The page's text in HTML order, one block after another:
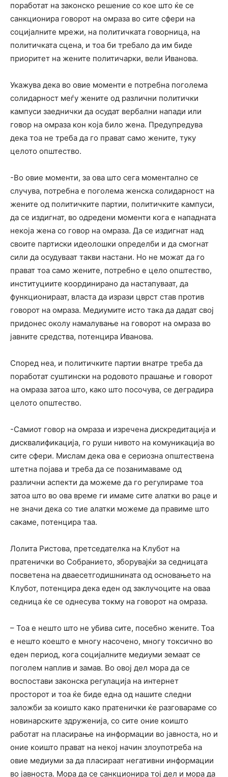
поработат на законско решение со кое што ќе се
санкционира говорот на омраза во сите сфери на
социјалните мрежи, на политичката говорница, на
политичката сцена, и тоа би требало да им биде
приоритет на жените политичарки, вели Иванова.
Укажува дека во овие моменти е потребна поголема
солидарност меѓу жените од различни политички
кампуси заеднички да осудат вербални напади или
говор на омраза кон која било жена. Предупредува
дека тоа не треба да го прават само жените, туку
целото општество.
-Во овие моменти, за ова што сега моментално се
случува, потребна е поголема женска солидарност на
жените од политичките партии, политичките кампуси,
да се издигнат, во одредени моменти кога е нападната
некоја жена со говор на омраза. Да се издигнат над
своите партиски идеолошки определби и да смогнат
сили да осудуваат такви настани. Но не можат да го
прават тоа само жените, потребно е цело општество,
институциите координирано да настапуваат, да
функционираат, власта да изрази цврст став против
говорот на омраза. Медиумите исто така да дадат свој
придонес околу намалување на говорот на омраза во
јавните средства, потенцира Иванова.
Според неа, и политичките партии внатре треба да
поработат суштински на родовото прашање и говорот
на омраза затоа што, како што посочува, се деградира
целото општество.
-Самиот говор на омраза и изречена дискредитација и
дисквалификација, го руши нивото на комуникација во
сите сфери. Мислам дека ова е сериозна општествена
штетна појава и треба да се позанимаваме од
различни аспекти да можеме да го регулираме тоа
затоа што во ова време ги имаме сите алатки во раце и
не значи дека со тие алатки можеме да правиме што
сакаме, потенцира таа.
Лолита Ристова, претседателка на Клубот на
пратенички во Собранието, зборувајќи за седницата
посветена на дваесетгодишнината од основањето на
Клубот, потенцира дека еден од заклучоците на оваа
седница ќе се однесува токму на говорот на омраза.
– Тоа е нешто што не убива сите, посебно жените. Тоа
е нешто коешто е многу насочено, многу токсично во
еден период, кога социјалните медиуми земаат се
поголем наплив и замав. Во овој дел мора да се
воспостави законска регулација на интернет
просторот и тоа ќе биде една од нашите следни
заложби за коишто како пратенички ќе разговараме со
новинарските здруженија, со сите оние коишто
работат на пласирање на информации во јавноста, но и
оние коишто прават на некој начин злоупотреба на
овие медиуми за да пласираат негативни информации
во јавноста. Мора да се санкционира тој дел и мора да